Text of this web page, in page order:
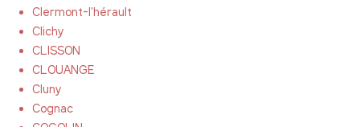
Clermont-l'hérault
Clichy
CLISSON
CLOUANGE
Cluny
Cognac